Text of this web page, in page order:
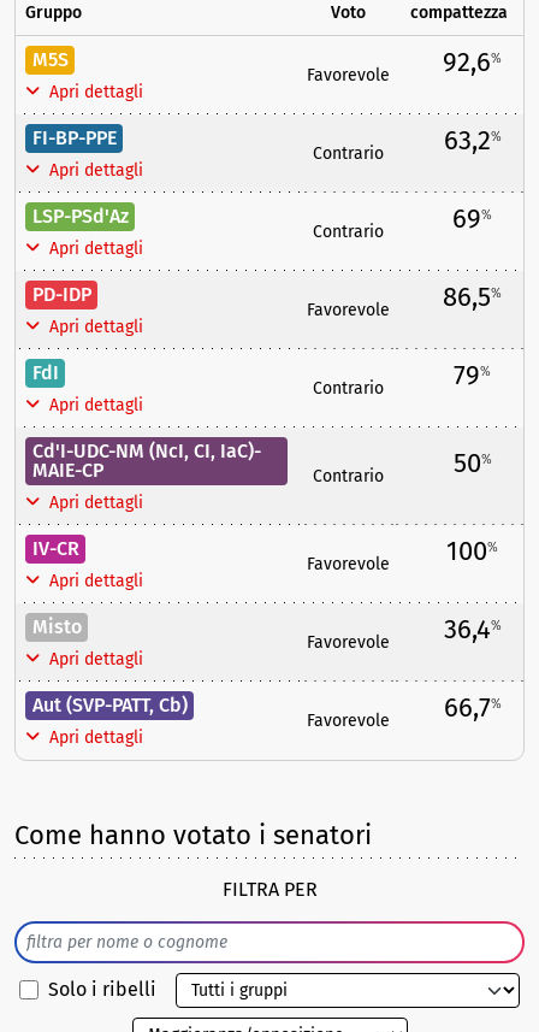
Gruppo Voto compattezza
M5S
Apri dettagli
Favorevole 92,6%
FI-BP-PPE
Apri dettagli
Contrario 63,2%
LSP-PSd'Az
Apri dettagli
Contrario 69%
PD-IDP
Apri dettagli
Favorevole 86,5%
FdI
Apri dettagli
Contrario 79%
Cd'I-UDC-NM (NcI, CI, IaC)-
MAIE-CP
Apri dettagli
Contrario 50%
IV-CR
Apri dettagli
Favorevole 100%
Misto
Apri dettagli
Favorevole 36,4%
Aut (SVP-PATT, Cb)
Apri dettagli
Favorevole 66,7%
Come hanno votato i senatori
FILTRA PER
Solo i ribelli